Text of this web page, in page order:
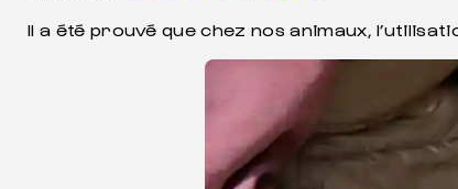
Il a été prouvé que chez nos animaux,